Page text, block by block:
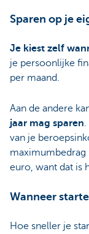
Sparen op je
Je kiest zelf
je persoonlijke
per maand.
Aan de andere
jaar mag sparen
van je
maximumbedrag
euro, want dat is
Wanneer
Hoe sneller je